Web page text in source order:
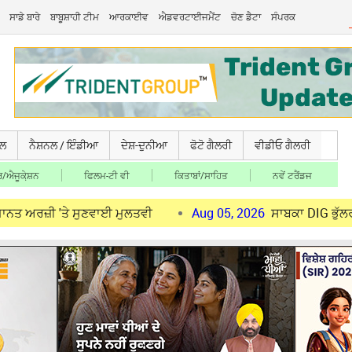
ਸਾਡੇ ਬਾਰੇ ਬਾਬੂਸ਼ਾਹੀ ਟੀਮ ਆਰਕਾਈਵ ਐਡਵਰਟਾਈਜਮੈਂਟ ਚੋਣ ਡੈਟਾ ਸੰਪਰਕ
ਨੈਸ਼ਨਲ / ਇੰਡੀਆ ਦੇਸ਼-ਦੁਨੀਆ ਫੋਟੋ ਗੈਲਰੀ ਵੀਡੀਓ ਗੈਲਰੀ
ਐਜੂਕੇ਼ਸ਼ਨ ਫਿਲਮ-ਟੀ ਵੀ ਕਿਤਾਬਾਂ/ਸਾਹਿਤ ਨਵੇਂ ਟਰੈਂਡਜ
'ਤੇ ਸੁਣਵਾਈ ਮੁਲਤਵੀ Aug 05, 2026 ਸਾਬਕਾ DIG ਭੁੱਲਰ ਨੂੰ